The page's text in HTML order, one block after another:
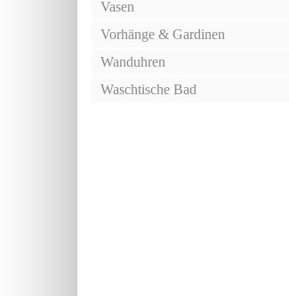
Vasen
Vorhänge & Gardinen
Wanduhren
Waschtische Bad